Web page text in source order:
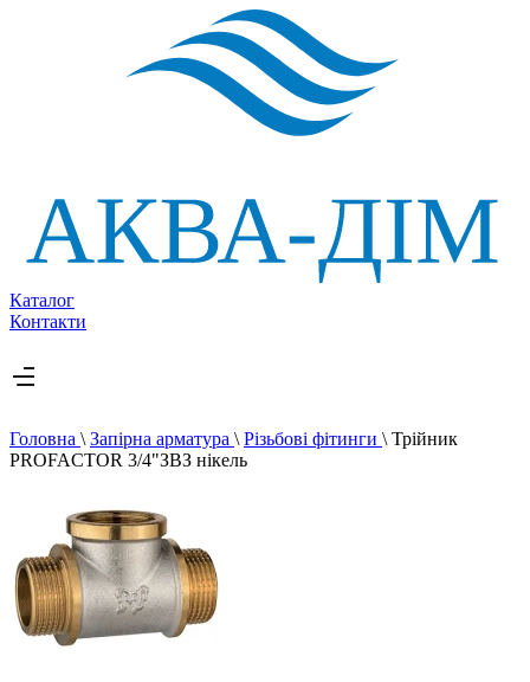
Каталог
Контакти
Головна \ Запірна арматура \ Різьбові фітинги \ Трійник
PROFACTOR 3/4"ЗВЗ нікель